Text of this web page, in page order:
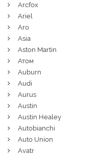
Arcfox
Ariel
Aro
Asia
Aston Martin
Атом
Auburn
Audi
Aurus
Austin
Austin Healey
Autobianchi
Auto Union
Avatr